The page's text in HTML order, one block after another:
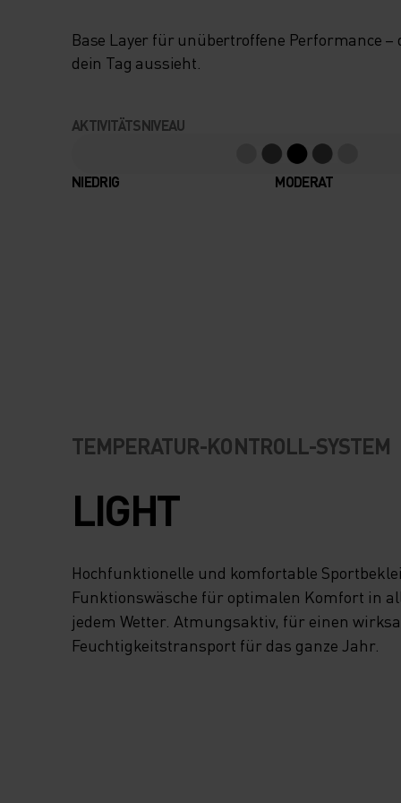
Base Layer für unübertroffene Performance
dein Tag aussieht.
AKTIVITÄTSNIVEAU
NIEDRIG MODERAT
TEMPERATUR-KONTROLL-SYSTEM
LIGHT
Hochfunktionelle und komfortable
Funktionswäsche für optimalen Komfort in
jedem Wetter. Atmungsaktiv, für einen
Feuchtigkeitstransport für das ganze Jahr.